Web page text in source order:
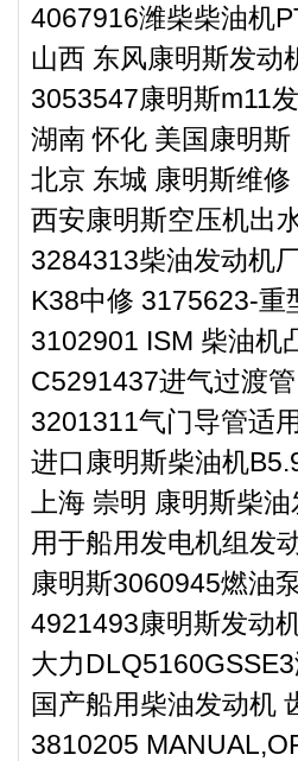
4067916潍柴柴油机
山西 东风康明斯发动
3053547康明斯m11
湖南 怀化 美国康明
北京 东城 康明斯维
西安康明斯空压机出
3284313柴油发动机
K38中修 3175623-重
3102901 ISM 柴油机
C5291437进气过渡管
3201311气门导管适
进口康明斯柴油机
上海 崇明 康明斯柴
用于船用发电机组发
康明斯3060945燃油
4921493康明斯发动
大力
国产船用柴油发动机
3810205